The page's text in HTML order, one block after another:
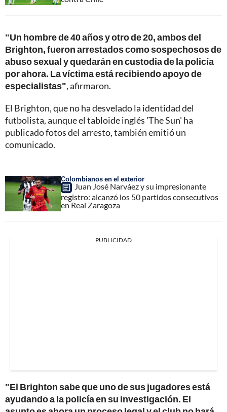
"Un hombre de 40 años y otro de 20, ambos del
Brighton, fueron arrestados como sospechosos de
abuso sexual y quedarán en custodia de la policía
por ahora. La víctima está recibiendo apoyo de
especialistas", afirmaron.
El Brighton, que no ha desvelado la identidad del
futbolista, aunque el tabloide inglés 'The Sun' ha
publicado fotos del arresto, también emitió un
comunicado.
Colombianos en el exterior
Juan José Narváez y su impresionante
registro: alcanzó los 50 partidos consecutivos
en Real Zaragoza
PUBLICIDAD
"El Brighton sabe que uno de sus jugadores está
ayudando a la policía en su investigación. El